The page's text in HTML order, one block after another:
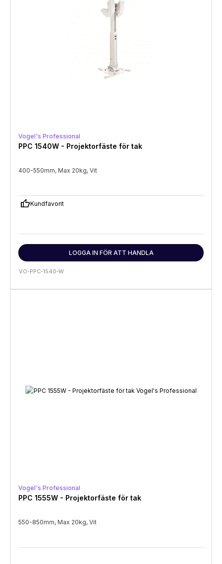
Vogel's Professional
PPC 1540W - Projektorfäste för tak
400-550mm, Max 20kg, Vit
thumb_upKundfavorit
LOGGA IN FÖR ATT HANDLA
VO-PPC-1540-W
Vogel's Professional
PPC 1555W - Projektorfäste för tak
550-850mm, Max 20kg, Vit